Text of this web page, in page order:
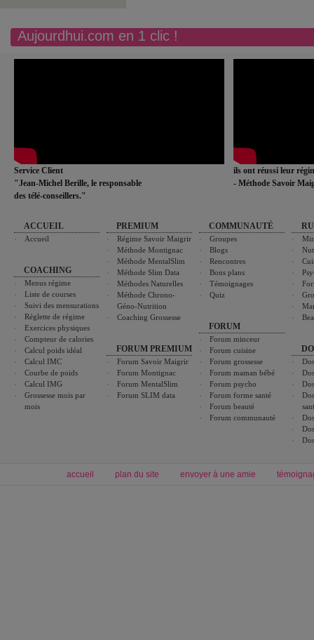
Aujourdhui.com en 1 clic !
Service Client
"Jean-Michel Berille, le responsable
des télé-conseillers."
ils ont réussi leur
- Méthode Savoir
ACCUEIL
Accueil
COACHING
Menus régime
Liste de courses
Suivi des mensurations
Réglette de régime
Exercices physiques
Compteur de calories
Calcul poids idéal
Calcul IMC
Courbe de poids
Calcul IMG
Grossesse mois par
mois
PREMIUM
Régime Savoir Maigrir
Méthode Montignac
Méthode MentalSlim
Méthode Slim Data
Méthodes Naturelles
Méthode Chrono-
Géno-Nutrition
Coaching Grossesse
FORUM PREMIUM
Forum Savoir Maigrir
Forum Montignac
Forum MentalSlim
Forum SLIM data
COMMUNAUTÉ
Groupes
Blogs
Rencontres
Bons plans
Témoignages
Quiz
FORUM
Forum minceur
Forum cuisine
Forum grossesse
Forum maman bébé
Forum psycho
Forum forme santé
Forum beauté
Forum communauté
accueil plan du site envoyer à une amie